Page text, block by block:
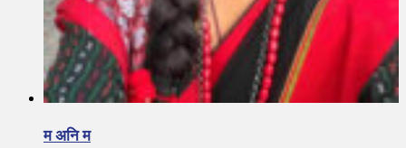
म अनि म